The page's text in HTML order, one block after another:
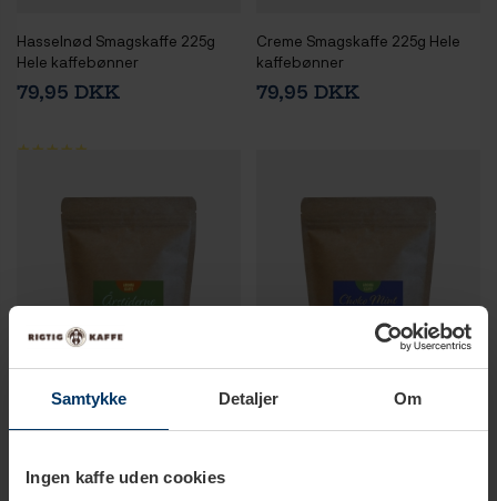
Samtykke Detaljer Om
Ingen kaffe uden cookies
Hasselnød Smagskaffe 225g
Hele kaffebønner
79,95 DKK
Creme Smagskaffe 225g Hele
kaffebønner
79,95 DKK